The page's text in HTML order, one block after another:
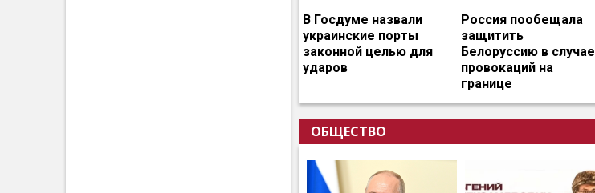
В Госдуме назвали
украинские порты
законной целью для
ударов
Россия пообещала
защитить
Белоруссию в случае
провокаций на
границе
ОБЩЕСТВО